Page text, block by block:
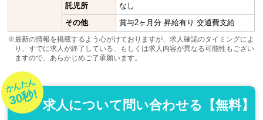
託児所
なし
その他
賞与2ヶ月分 昇給有り 交通費支給
※最新の情報を掲載するよう心がけておりますが、求人確認のタイミングによ
り、すでに求人が終了している、もしくは求人内容が異なる可能性もござい
ますので、あらかじめご了承願います。
かんたん
30秒! 求人について問い合わせる【無料】